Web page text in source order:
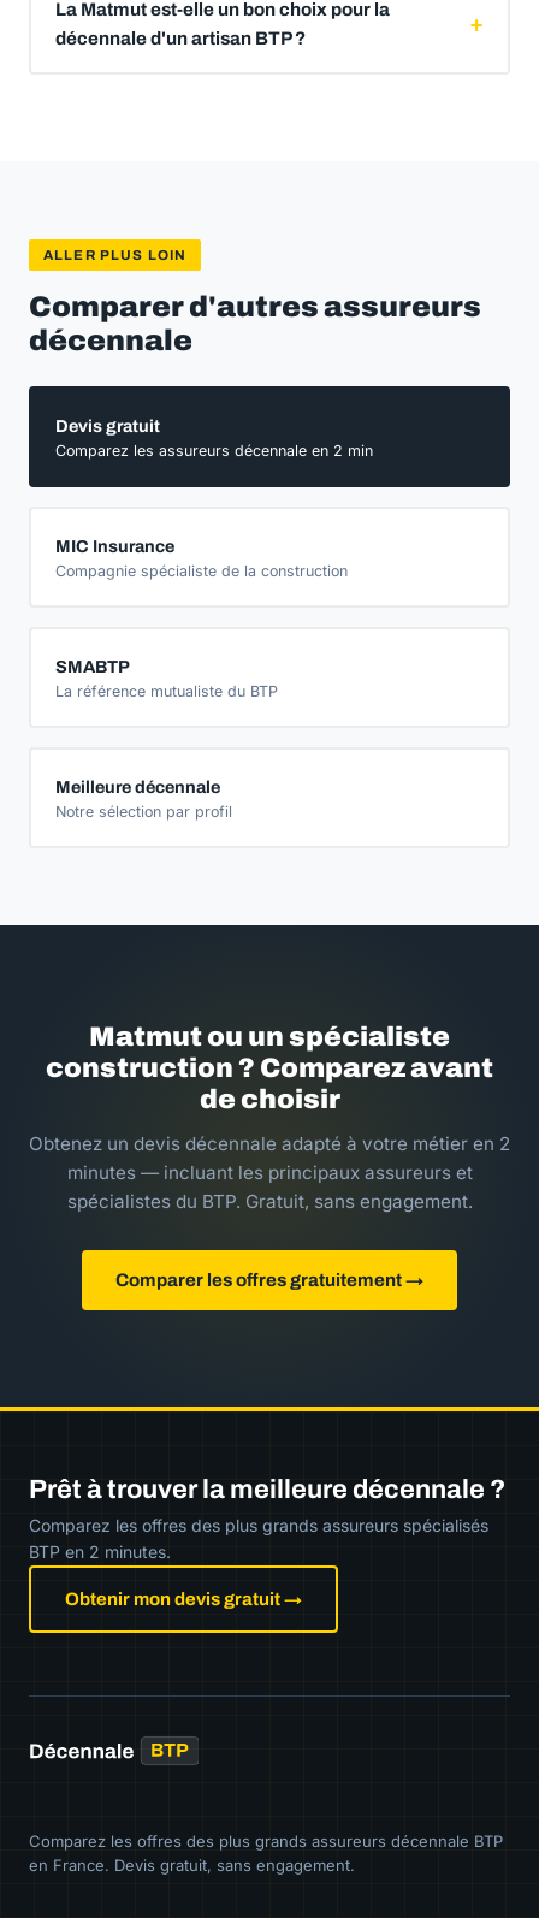
La Matmut est-elle un bon choix pour la
décennale d'un artisan BTP ?
ALLER PLUS LOIN
Comparer d'autres assureurs
décennale
Devis gratuit
Comparez les assureurs décennale en 2 min
MIC Insurance
Compagnie spécialiste de la construction
SMABTP
La référence mutualiste du BTP
Meilleure décennale
Notre sélection par profil
Matmut ou un spécialiste
construction ? Comparez avant
de choisir
Obtenez un devis décennale adapté à votre métier en 2
minutes — incluant les principaux assureurs et
spécialistes du BTP. Gratuit, sans engagement.
Comparer les offres gratuitement →
Prêt à trouver la meilleure décennale ?
Comparez les offres des plus grands assureurs spécialisés
BTP en 2 minutes.
Obtenir mon devis gratuit →
Comparez les offres des plus grands assureurs décennale BTP
en France. Devis gratuit, sans engagement.